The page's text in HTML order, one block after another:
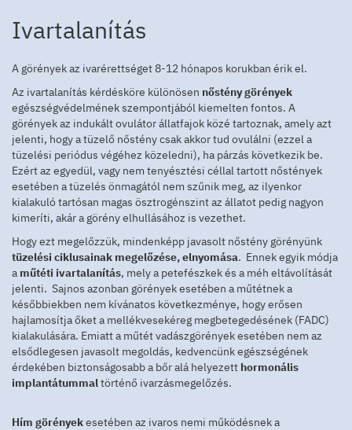
Ivartalanítás
A görények az ivarérettséget 8-12 hónapos korukban érik el.
Az ivartalanítás kérdésköre különösen nőstény görények
egészségvédelmének szempontjából kiemelten fontos. A
görények az indukált ovulátor állatfajok közé tartoznak, amely azt
jelenti, hogy a tüzelő nőstény csak akkor tud ovulálni (ezzel a
tüzelési periódus végéhez közeledni), ha párzás következik be.
Ezért az egyedül, vagy nem tenyésztési céllal tartott nőstények
esetében a tüzelés önmagától nem szűnik meg, az ilyenkor
kialakuló tartósan magas ösztrogénszint az állatot pedig nagyon
kimeríti, akár a görény elhullásához is vezethet.
Hogy ezt megelőzzük, mindenképp javasolt nőstény görényünk
tüzelési ciklusainak megelőzése, elnyomása. Ennek egyik módja
a műtéti ivartalanítás, mely a petefészkek és a méh eltávolítását
jelenti. Sajnos azonban görények esetében a műtétnek a
későbbiekben nem kívánatos következménye, hogy erősen
hajlamosítja őket a mellékvesekéreg megbetegedésének (FADC)
kialakulására. Emiatt a műtét vadászgörények esetében nem az
elsődlegesen javasolt megoldás, kedvencünk egészségének
érdekében biztonságosabb a bőr alá helyezett hormonális
implantátummaltörténő ivarzásmegelőzés.
Hím görényekesetében az ivaros nemi működésnek a